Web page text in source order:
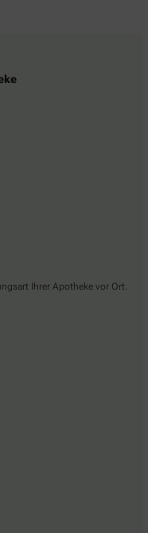
Ihrer Apotheke vor Ort.